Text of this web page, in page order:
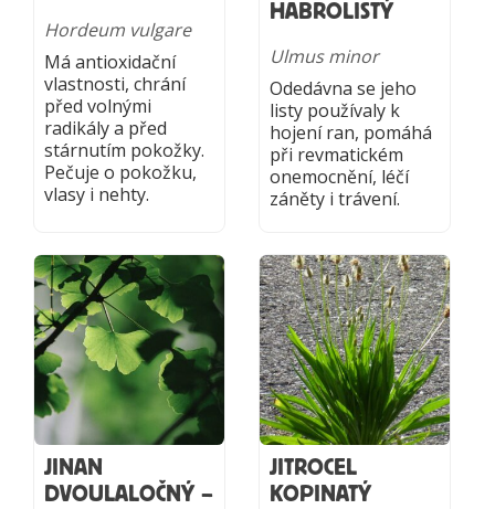
Hordeum vulgare
Má antioxidační
vlastnosti, chrání
před volnými
radikály a před
stárnutím pokožky.
Pečuje o pokožku,
vlasy i nehty.
HABROLISTÝ
Ulmus minor
Odedávna se jeho
listy používaly k
hojení ran, pomáhá
při revmatickém
onemocnění, léčí
záněty i trávení.
JINAN
DVOULALOČNÝ –
JITROCEL
KOPINATÝ